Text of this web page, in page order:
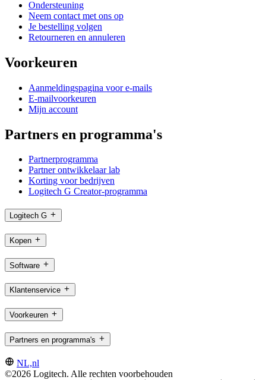
Ondersteuning
Neem contact met ons op
Je bestelling volgen
Retourneren en annuleren
Voorkeuren
Aanmeldingspagina voor e-mails
E-mailvoorkeuren
Mijn account
Partners en programma's
Partnerprogramma
Partner ontwikkelaar lab
Korting voor bedrijven
Logitech G Creator-programma
Logitech G
Kopen
Software
Klantenservice
Voorkeuren
Partners en programma's
NL,nl
©2026 Logitech. Alle rechten voorbehouden